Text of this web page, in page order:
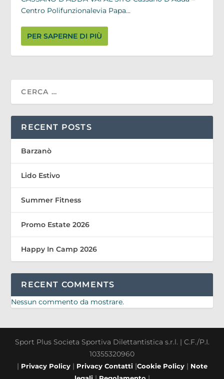
Centro Polifunzionalevia Papa...
PER SAPERNE DI PIÙ
RECENT POSTS
Barzanò
Lido Estivo
Summer Fitness
Promo Estate 2026
Happy In Camp 2026
RECENT COMMENTS
Nessun commento da mostrare.
Sport Plus Societa Sportiva Dilettantistica s.r.l. | C.F./P.I.
10355320960
| Privacy Policy| Privacy Contatti |Cookie Policy| Note